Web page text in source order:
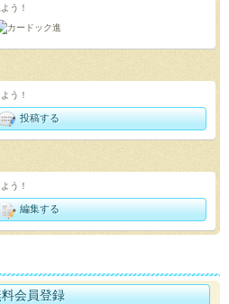
う！
う！
投稿する
う！
編集する
会員登録